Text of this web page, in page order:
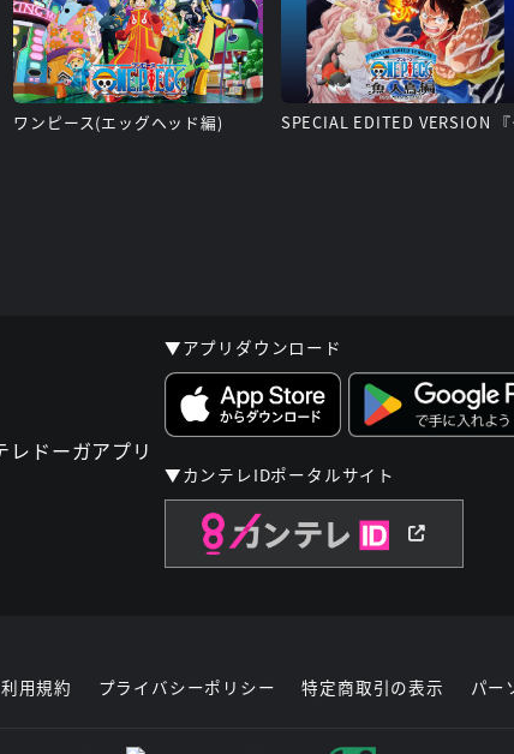
ワンピース(エッグヘッド編)
▼アプリダウンロード
▼カンテレIDポータルサイト
利用規約 プライバシーポリシー 特定商取引の表示 パー